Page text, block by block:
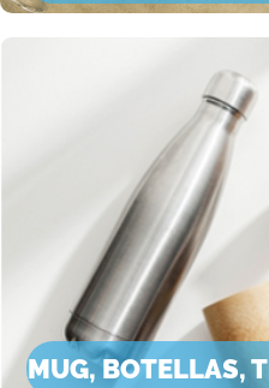
MUG, BOTELLAS,